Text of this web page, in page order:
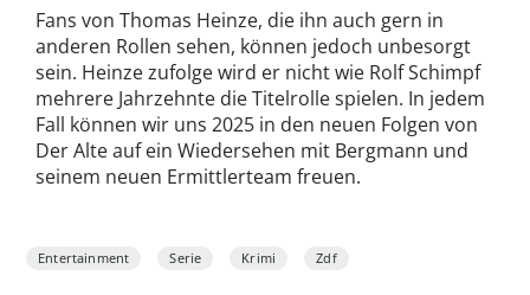
Fans von Thomas Heinze, die ihn auch gern in
anderen Rollen sehen, können jedoch unbesorgt
sein. Heinze zufolge wird er nicht wie Rolf Schimpf
mehrere Jahrzehnte die Titelrolle spielen. In jedem
Fall können wir uns 2025 in den neuen Folgen von
Der Alte auf ein Wiedersehen mit Bergmann und
seinem neuen Ermittlerteam freuen.
Entertainment Serie Krimi Zdf